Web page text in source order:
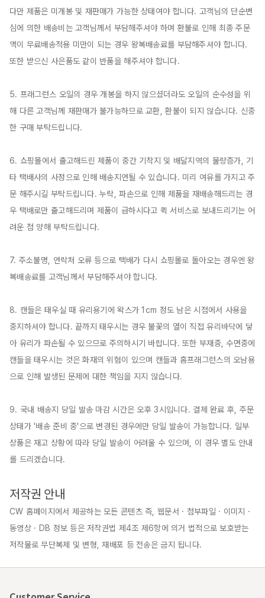
다만 제품은 미개봉 및 재판매가 가능한 상태여야 합니다. 고객님의 단순변
심에 의한 배송비는 고객님께서 부담해주셔야 하며 환불로 인해 최종 주문
액이 무료배송적용 미만이 되는 경우 왕복배송료를 부담해주셔야 합니다.
또한 받으신 사은품도 같이 반품을 해주셔야 합니다.
5. 프래그런스 오일의 경우 개봉을 하지 않으셨더라도 오일의 순수성을 위
해 다른 고객님께 재판매가 불가능하므로 교환, 환불이 되지 않습니다. 신중
한 구매 부탁드립니다.
6. 쇼핑몰에서 출고해드린 제품이 중간 기착지 및 배달지역의 물량증가, 기
타 택배사의 사정으로 인해 배송지연될 수 있습니다. 미리 여유를 가지고 주
문 해주시길 부탁드립니다. 누락, 파손으로 인해 제품을 재배송해드리는 경
우 택배로만 출고해드리며 제품이 급하시다고 퀵 서비스로 보내드리기는 어
려운 점 양해 부탁드립니다.
7. 주소불명, 연락처 오류 등으로 택배가 다시 쇼핑몰로 돌아오는 경우엔 왕
복배송료를 고객님께서 부담해주셔야 합니다.
8. 캔들은 태우실 때 유리용기에 왁스가 1cm 정도 남은 시점에서 사용을
중지하셔야 합니다. 끝까지 태우시는 경우 불꽃의 열이 직접 유리바닥에 닿
아 유리가 파손될 수 있으므로 주의하시기 바랍니다. 또한 부재중, 수면중에
캔들을 태우시는 것은 화재의 위험이 있으며 캔들과 홈프래그런스의 오남용
으로 인해 발생된 문제에 대한 책임을 지지 않습니다.
9. 국내 배송지 당일 발송 마감 시간은 오후 3시입니다. 결제 완료 후, 주문
상태가 '배송 준비 중'으로 변경된 경우에만 당일 발송이 가능합니다. 일부
상품은 재고 상황에 따라 당일 발송이 어려울 수 있으며, 이 경우 별도 안내
를 드리겠습니다.
저작권 안내
CW 홈페이지에서 제공하는 모든 콘텐츠 즉, 웹문서 · 첨부파일 · 이미지 ·
동영상 · DB 정보 등은 저작권법 제4조 제6항에 의거 법적으로 보호받는
저작물로 무단복제 및 변형, 재배포 등 전송은 금지 됩니다.